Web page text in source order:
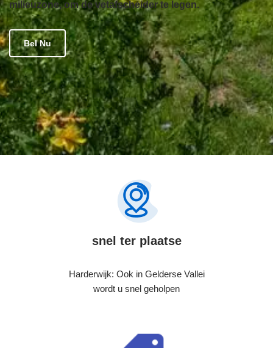
milieuzone, om de vetafscheider te legen.
Bel Nu
snel ter plaatse
Harderwijk: Ook in Gelderse Vallei
wordt u snel geholpen